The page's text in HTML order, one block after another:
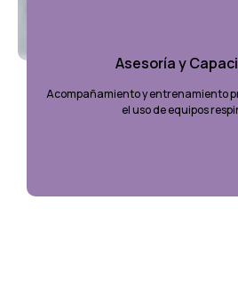
Asesoría y
Acompañamiento y entrenamiento
el uso de equipos